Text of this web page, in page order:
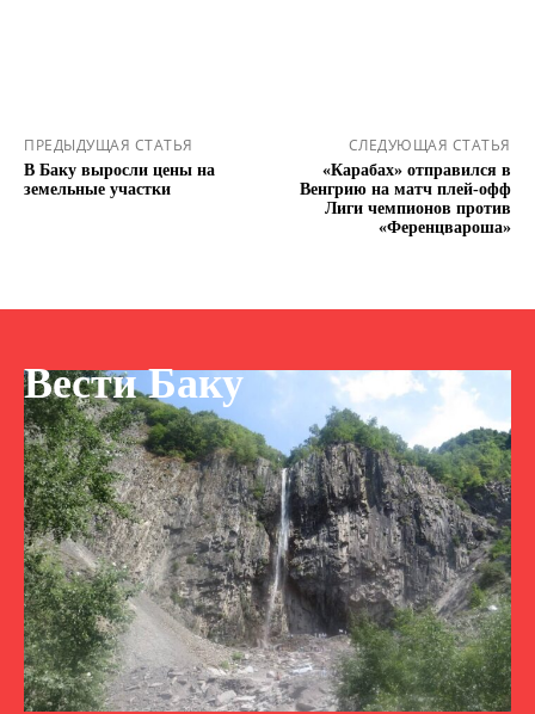
ПРЕДЫДУЩАЯ СТАТЬЯ
В Баку выросли цены на
земельные участки
СЛЕДУЮЩАЯ СТАТЬЯ
«Карабах» отправился в
Венгрию на матч плей-офф
Лиги чемпионов против
«Ференцвароша»
Вести Баку